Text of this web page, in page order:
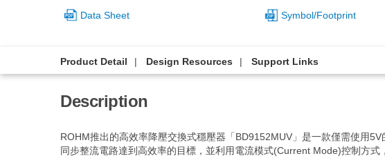
Data Sheet Symbol/Footprint
Product Detail Design Resources Support Links
Description
ROHM推出的高效率降壓交換式穩壓器「BD9152MUV」是一款僅需使用
同步整流電路達到高效率的目標，並利用電流模式(Current Mode)控制方